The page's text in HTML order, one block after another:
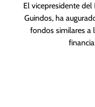
El vicepresidente del
Guindos, ha
fondos similares a